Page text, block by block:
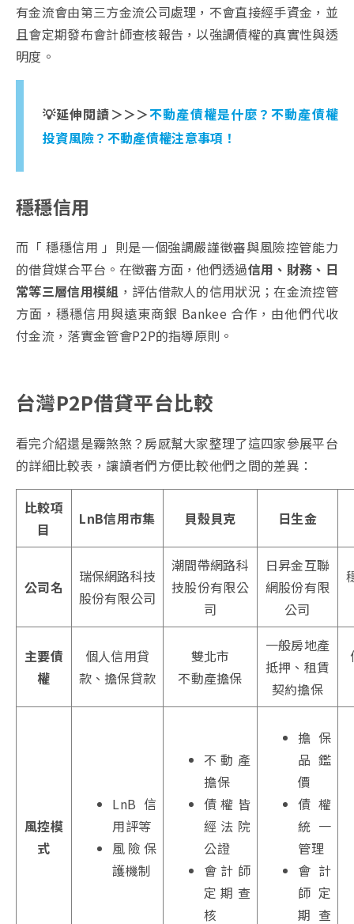
有金流會由第三方金流公司處理，不會直接經手資金，並
且會定期發布會計師查核報告，以強調債權的真實性與透
明度。
💡延伸閱讀＞＞＞不動產債權是什麼？不動產債權
投資風險？不動產債權注意事項！
穩穩信用
而「 穩穩信用 」則是一個強調嚴謹徵審與風險控管能力
的借貸媒合平台。在徵審方面，他們透過信用、財務、日
常等三層信用模組 ，評估借款人的信用狀況；在金流控管
方面，穩穩信用與遠東商銀 Bankee 合作，由他們代收
付金流，落實金管會P2P的指導原則。
台灣P2P借貸平台比較
看完介紹還是霧煞煞？房感幫大家整理了這四家參展平台
的詳細比較表，讓讀者們方便比較他們之間的差異：
比較項
目
LnB信用市集 貝殼貝克 日生金
公司名
瑞保網路科技
股份有限公司
潮間帶網路科
技股份有限公
司
日昇金互聯
網股份有限
公司
主要債
權
個人信用貸
款、擔保貸款
雙北市
不動產擔保
一般房地產
抵押、租賃
契約擔保
風控模
式
LnB信
用評等
風險保
護機制
不動產
擔保
債權皆
經法院
公證
會計師
定期查
核
擔保
品鑑
價
債權
統一
管理
會計
師定
期查